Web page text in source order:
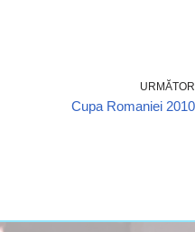
URMĂTOR
Cupa Romaniei 2010